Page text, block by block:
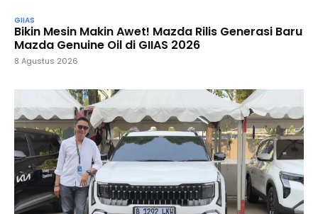
GIIAS
Bikin Mesin Makin Awet! Mazda Rilis Generasi Baru
Mazda Genuine Oil di GIIAS 2026
8 Agustus 2026